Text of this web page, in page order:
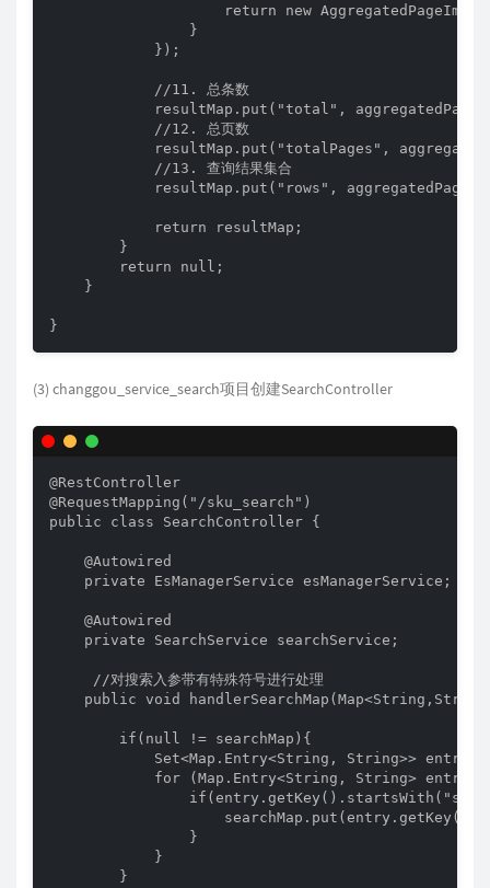
return new
                }
            });
            //11. 总条数
resultMap.put("total",
            //12. 总页数
resultMap.put("totalPages",
            //13. 查询结果集合
resultMap.put("rows",
            return resultMap;
        }
        return null;
    }
}
(3) changgou_service_search项目创建SearchController
@RestController
@RequestMapping("/sku_search")
public class SearchController {
    @Autowired
    private EsManagerService esManagerService;
    @Autowired
    private SearchService searchService;
     //对搜索入参带有特殊符号进行处理
public void
        if(null != searchMap){
Set<Map.Entry<String, String>>
for (Map.Entry<String, String> entry
                }
            }
        }